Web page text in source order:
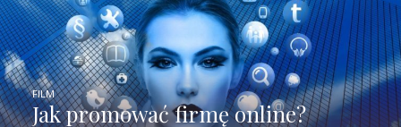
Jak promować firmę online?
FILM